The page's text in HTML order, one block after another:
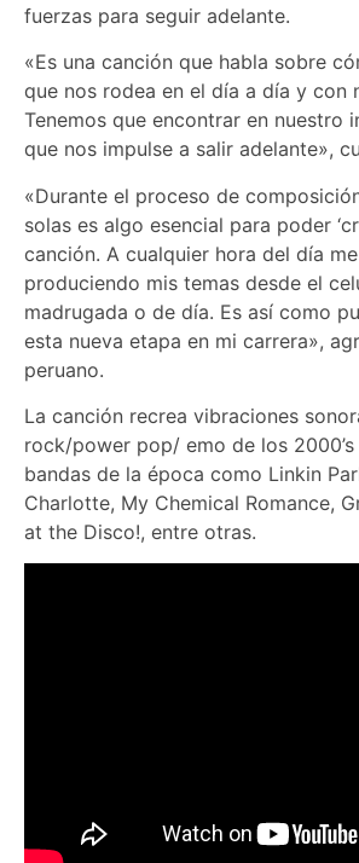
fuerzas para seguir adelante.
«Es una canción que habla sobre
que nos rodea en el día a día y con
Tenemos que encontrar en nuestro
que nos impulse a salir adelante»,
«Durante el proceso de
solas es algo esencial para poder
canción. A cualquier hora del día
produciendo mis temas desde el
madrugada o de día. Es así como
esta nueva etapa en mi carrera»,
peruano.
La canción recrea vibraciones
rock/power pop/ emo de los
bandas de la época como Linkin
Charlotte, My Chemical Romance,
at the Disco!, entre otras.